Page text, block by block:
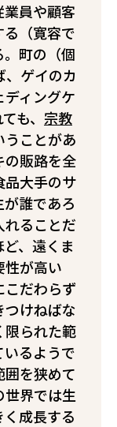
員や顧客
（寛容で
町の（個
ゲイのカ
ディングケ
も、 宗教
うことがあ
の販路を全
品大手のサ
誰であろ
れることだ
、遠くま
性が高い
こだわらず
つけねばな
限られた範
るようで
を狭めて
世界では生
成長する